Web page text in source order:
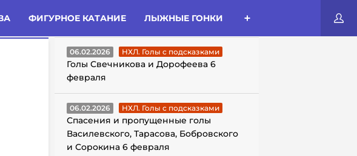
ФИГУРНОЕ КАТАНИЕ ЛЫЖНЫЕ ГОНКИ
ГОЛЫ С ПОДСКАЗКАМИ
06.02.2026 НХЛ. Голы с подсказками
Голы Свечникова и Дорофеева 6
февраля
06.02.2026 НХЛ. Голы с подсказками
Спасения и пропущенные голы
Василевского, Тарасова, Бобровского
и Сорокина 6 февраля